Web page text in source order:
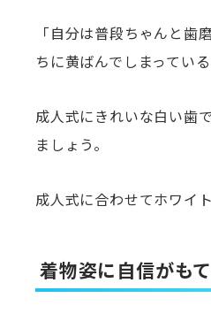
「自分は普段ちゃんと歯
ちに黄ばんでしまってい
成人式にきれいな白い歯
ましょう。
成人式に合わせてホワイ
着物姿に自信がも